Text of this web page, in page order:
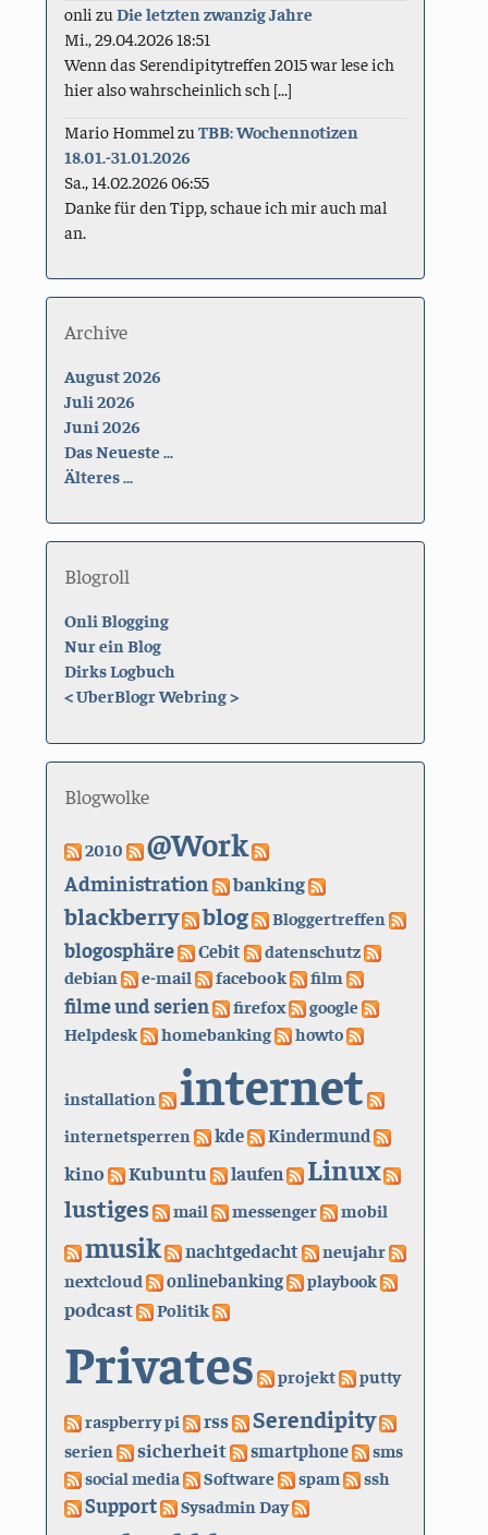
onli zuDie letzten zwanzig Jahre
Mi., 29.04.2026 18:51
Wenn das Serendipitytreffen 2015 war lese ich
hier also wahrscheinlich sch [...]
Mario Hommel zuTBB: Wochennotizen
18.01.-31.01.2026
Sa., 14.02.2026 06:55
Danke für den Tipp, schaue ich mir auch mal
an.
Archive
August 2026
Juli 2026
Juni 2026
Das Neueste ...
Älteres ...
Blogroll
Onli Blogging
Nur ein Blog
Dirks Logbuch
<UberBlogr Webring>
Blogwolke
2010 @Work
Administration banking
blackberry blog Bloggertreffen
blogosphäre Cebit datenschutz
debian e-mail facebook film
filme und serien firefox
google
Helpdesk
homebanking howto
installation internet
internetsperren kde Kindermund
kino Kubuntu laufen Linux
lustiges mail messenger mobil
musik nachtgedacht neujahr
nextcloud onlinebanking playbook
podcast Politik
Privates projekt putty
raspberry pi rss Serendipity
serien sicherheit smartphone
sms
social media
Software spam ssh
Support Sysadmin Day